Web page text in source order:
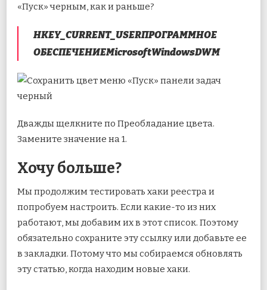
«Пуск» черным, как и раньше?
HKEY_CURRENT_USERПРОГРАММНОЕ
ОБЕСПЕЧЕНИЕMicrosoftWindowsDWM
Дважды щелкните по Преобладание цвета.
Замените значение на 1.
Хочу больше?
Мы продолжим тестировать хаки реестра и
попробуем настроить. Если какие-то из них
работают, мы добавим их в этот список. Поэтому
обязательно сохраните эту ссылку или добавьте ее
в закладки. Потому что мы собираемся обновлять
эту статью, когда находим новые хаки.